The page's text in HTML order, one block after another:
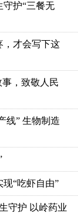
护“三餐无
，才会写下这
，致敬人民
线” 生物制造
“吃虾自由”
守护 以岭药业